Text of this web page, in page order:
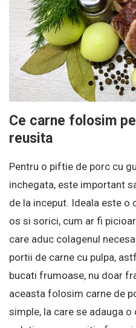
Ce carne folosim
reusita
Pentru o piftie de porc cu
inchegata, este important
de la inceput. Ideala este o
os si sorici, cum ar fi
care aduc colagenul
portii de carne cu pulpa,
bucati frumoase, nu doar
aceasta folosim carne de
simple, la care se adauga